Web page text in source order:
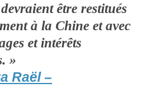
être restitués
à la Chine et avec
et intérêts
»
Raël –